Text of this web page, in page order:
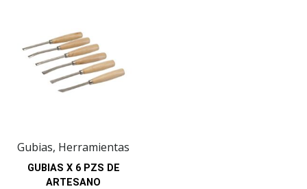
Gubias, Herramientas
GUBIAS X 6 PZS DE
ARTESANO